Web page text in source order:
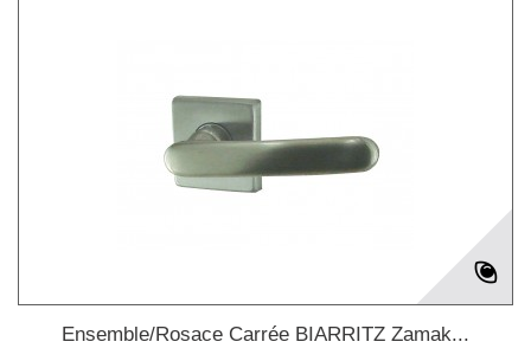
Ensemble/Rosace Carrée BIARRITZ Zamak...